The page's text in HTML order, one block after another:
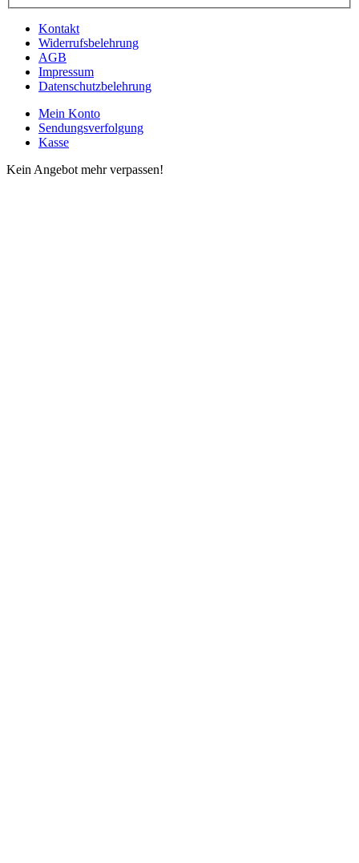
Kontakt
Widerrufsbelehrung
AGB
Impressum
Datenschutzbelehrung
Mein Konto
Sendungsverfolgung
Kasse
Kein Angebot mehr verpassen!